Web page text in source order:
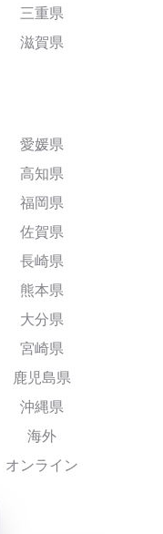
三重県
滋賀県
愛媛県
高知県
福岡県
佐賀県
長崎県
熊本県
大分県
宮崎県
鹿児島県
沖縄県
海外
オンライン